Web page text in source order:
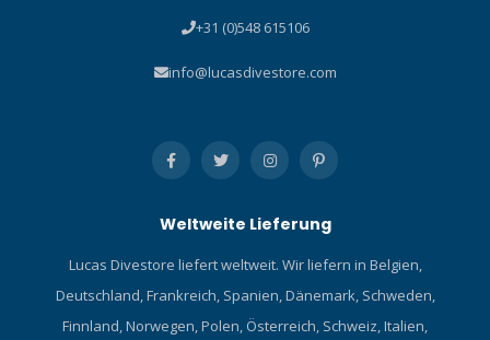
+31 (0)548 615106
info@lucasdivestore.com
Weltweite Lieferung
Lucas Divestore liefert weltweit. Wir liefern in Belgien,
Deutschland, Frankreich, Spanien, Dänemark, Schweden,
Finnland, Norwegen, Polen, Österreich, Schweiz, Italien,